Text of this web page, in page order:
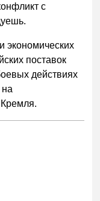
с
экономических
поставок
действиях